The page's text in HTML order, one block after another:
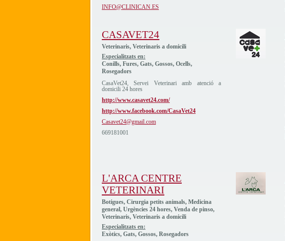
INFO@CLINICAN.ES
CASAVET24
Veterinaris, Veterinaris a domicili
Especialitzats en:
Conills, Fures, Gats, Gossos, Ocells,
Rosegadors
CasaVet24, Servei Veterinari amb atenció a
domicili 24 hores
http://www.casavet24.com/
http://www.facebook.com/CasaVet24
Casavet24@gmail.com
669181001
L'ARCA CENTRE
VETERINARI
Botigues, Cirurgia petits animals, Medicina
general, Urgències 24 hores, Venda de pinso,
Veterinaris, Veterinaris a domicili
Especialitzats en:
Exòtics, Gats, Gossos, Rosegadors